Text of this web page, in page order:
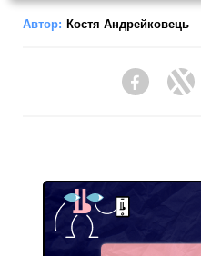
Автор: Костя Андрейковець
Facebook